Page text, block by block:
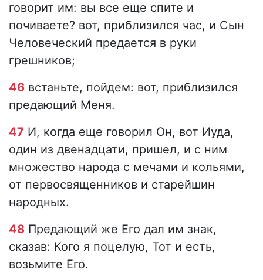
говорит им: вы все еще спите и
почиваете? вот, приблизился час, и Сын
Человеческий предается в руки
грешников;
46 встаньте, пойдем: вот, приблизился
предающий Меня.
47 И, когда еще говорил Он, вот Иуда,
один из двенадцати, пришел, и с ним
множество народа с мечами и кольями,
от первосвященников и старейшин
народных.
48 Предающий же Его дал им знак,
сказав: Кого я поцелую, Тот и есть,
возьмите Его.